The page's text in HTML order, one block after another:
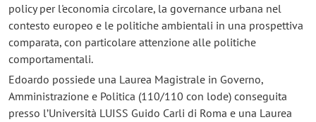
policy per l'economia circolare, la governance urbana nel
contesto europeo e le politiche ambientali in una prospettiva
comparata, con particolare attenzione alle politiche
comportamentali.
Edoardo possiede una Laurea Magistrale in Governo,
Amministrazione e Politica (110/110 con lode) conseguita
presso l’Università LUISS Guido Carli di Roma e una Laurea